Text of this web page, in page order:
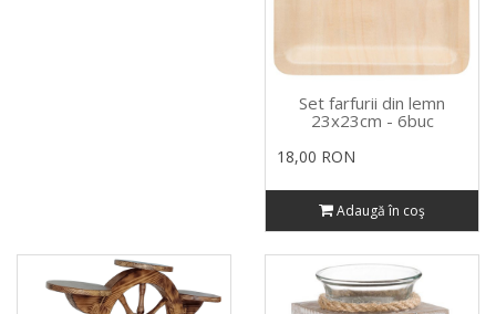
Set farfurii din lemn
23x23cm - 6buc
18,00 RON
Adaugă în coş